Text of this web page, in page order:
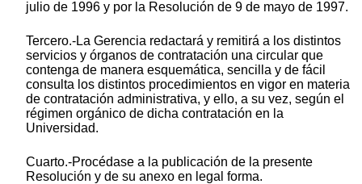
julio de 1996 y por la Resolución de 9 de mayo de 1997.
Tercero.-La Gerencia redactará y remitirá a los distintos
servicios y órganos de contratación una circular que
contenga de manera esquemática, sencilla y de fácil
consulta los distintos procedimientos en vigor en materia
de contratación administrativa, y ello, a su vez, según el
régimen orgánico de dicha contratación en la
Universidad.
Cuarto.-Procédase a la publicación de la presente
Resolución y de su anexo en legal forma.